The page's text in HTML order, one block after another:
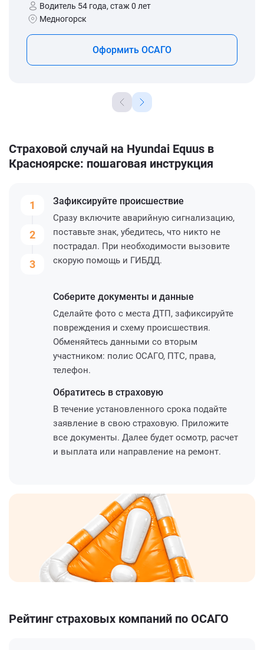
Водитель 54 года, стаж 0 лет
Медногорск
Оформить ОСАГО
Страховой случай на Hyundai Equus в
Красноярске: пошаговая инструкция
1
2
3
Зафиксируйте происшествие
Сразу включите аварийную сигнализацию,
поставьте знак, убедитесь, что никто не
пострадал. При необходимости вызовите
скорую помощь и ГИБДД.
Соберите документы и данные
Сделайте фото с места ДТП, зафиксируйте
повреждения и схему происшествия.
Обменяйтесь данными со вторым
участником: полис ОСАГО, ПТС, права,
телефон.
Обратитесь в страховую
В течение установленного срока подайте
заявление в свою страховую. Приложите
все документы. Далее будет осмотр, расчет
и выплата или направление на ремонт.
Рейтинг страховых компаний по ОСАГО